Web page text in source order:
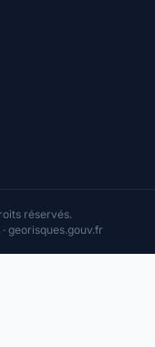
réservés.
georisques.gouv.fr